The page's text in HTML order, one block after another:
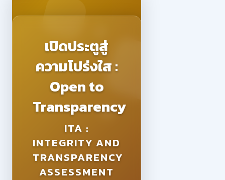
เปิดประตูสู่
ความโปร่งใส :
Open to
Transparency
ITA :
INTEGRITY AND
TRANSPARENCY
ASSESSMENT